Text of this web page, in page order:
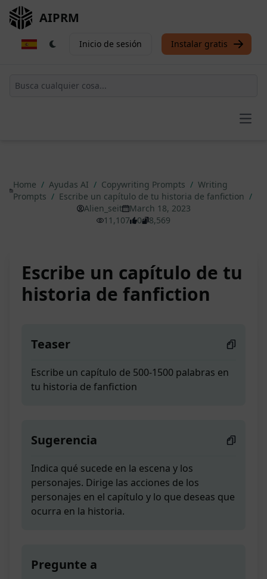
AIPRM
Inicio de sesión Instalar gratis
Home / Ayudas AI / Copywriting Prompts / Writing
Prompts / Escribe un capítulo de tu historia de fanfiction /
Alien_seit
March 18, 2023
11,107
0 8,569
Escribe un capítulo de tu
historia de fanfiction
Teaser
Escribe un capítulo de 500-1500 palabras en
tu historia de fanfiction
Sugerencia
Indica qué sucede en la escena y los
personajes. Dirige las acciones de los
personajes en el capítulo y lo que deseas que
ocurra en la historia.
Pregunte a